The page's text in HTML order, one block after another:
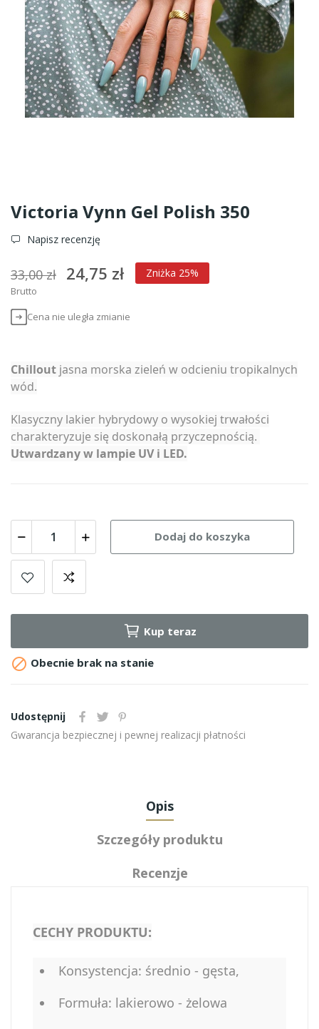
Victoria Vynn Gel Polish 350
Napisz recenzję
33,00 zł 24,75 zł Zniżka 25%
Brutto
Cena nie uległa zmianie
Chillout jasna morska zieleń w odcieniu tropikalnych
wód.
Klasyczny lakier hybrydowy o wysokiej trwałości
charakteryzuje się doskonałą przyczepnością.
Utwardzany w lampie UV i LED.
Dodaj do koszyka
Kup teraz
 Obecnie brak na stanie
Udostępnij
Gwarancja bezpiecznej i pewnej realizacji płatności
Opis
Szczegóły produktu
Recenzje
CECHY PRODUKTU:
Konsystencja: średnio - gęsta,
Formuła: lakierowo - żelowa